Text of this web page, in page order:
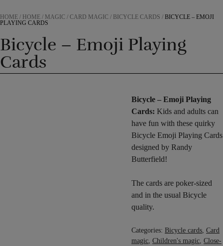
HOME / HOME / MAGIC / CARD MAGIC / BICYCLE CARDS / BICYCLE – EMOJI
PLAYING CARDS
Bicycle – Emoji Playing
Cards
Bicycle – Emoji Playing
Cards: Kids and adults can
have fun with these quirky
Bicycle Emoji Playing Cards
designed by Randy
Butterfield!
The cards are poker-sized
and in the usual Bicycle
quality.
Categories: Bicycle cards Card
magic Children's magic Close-